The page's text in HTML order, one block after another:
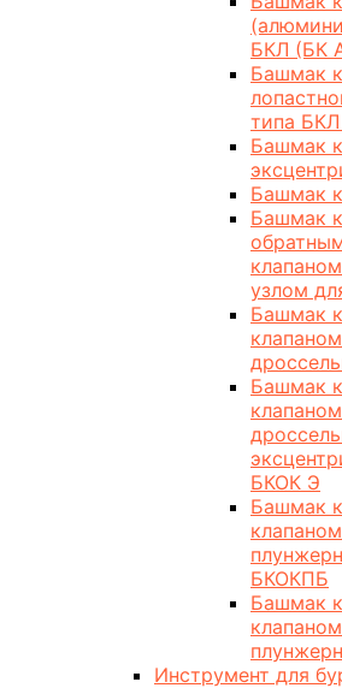
БКЛ (БК
Башмак
типа
Башмак
Башмак
Башмак
узлом
Башмак
Башмак
БКОК Э
Башмак
БКОКПБ
Башмак
Инструмент для